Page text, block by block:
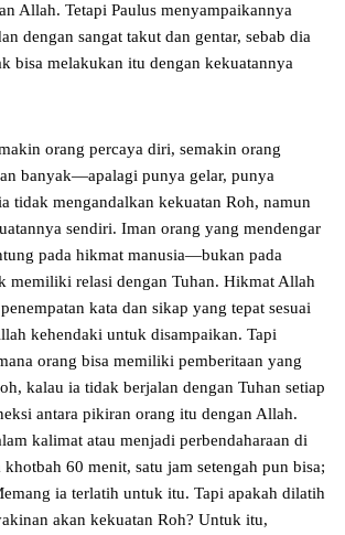
Allah. Tetapi Paulus menyampaikannya
dengan sangat takut dan gentar, sebab dia
bisa melakukan itu dengan kekuatannya
orang percaya diri, semakin orang
banyak—apalagi punya gelar, punya
tidak mengandalkan kekuatan Roh, namun
sendiri. Iman orang yang mendengar
pada hikmat manusia—bukan pada
relasi dengan Tuhan. Hikmat Allah
kata dan sikap yang tepat sesuai
kehendaki untuk disampaikan. Tapi
orang bisa memiliki pemberitaan yang
kalau ia tidak berjalan dengan Tuhan setiap
antara pikiran orang itu dengan Allah.
kalimat atau menjadi perbendaharaan di
60 menit, satu jam setengah pun bisa;
ia terlatih untuk itu. Tapi apakah dilatih
akan kekuatan Roh? Untuk itu,